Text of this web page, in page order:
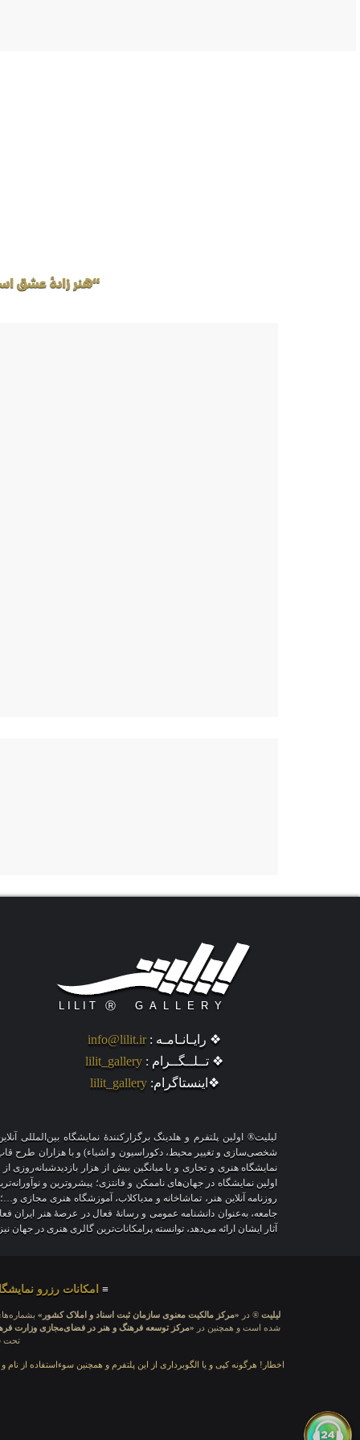
“هنر زادهٔ عشق
❖ رایـانـامـه : info@lilit.ir
❖ تــلــگــرام : lilit_gallery
❖اینستاگرام: lilit_gallery
لیلیت® اولین پلتفرم و هلدینگ برگزارکنندهٔ نمایشگاه
نمایشگاه هنری و تجاری و با میانگین بیش از هزار بازدیدشبانه‌روزی
اولین نمایشگاه در جهان‌های ناممکن و فانتزی؛ پیشروترین و
روزنامه آنلاین هنر، تماشاخانه و مدیاکلاب، آموزشگاه هنری
جامعه، به‌عنوان دانشنامه عمومی و رسانهٔ فعال در عرصهٔ هنر ایران
آثار ایشان ارائه می‌دهد، توانسته پرامکانات‌ترین گالری هنری در
≡ امکانات رزرو
لیلیت ® در «مرکز مالکیت معنوی سازمان ثبت اسناد و املاک کشور» بشماره‌های: ۲۸۰۹۲۹ و ۴۵۱۸۴۱ ، به ثبت
شده است و همچنین در «مرکز توسعه فرهنگ و هنر در فضای‌مجازی وزارت
تحت
اخطار! هرگونه کپی و یا الگوبرداری از این پلتفرم و همچنین سوءاستفاده از